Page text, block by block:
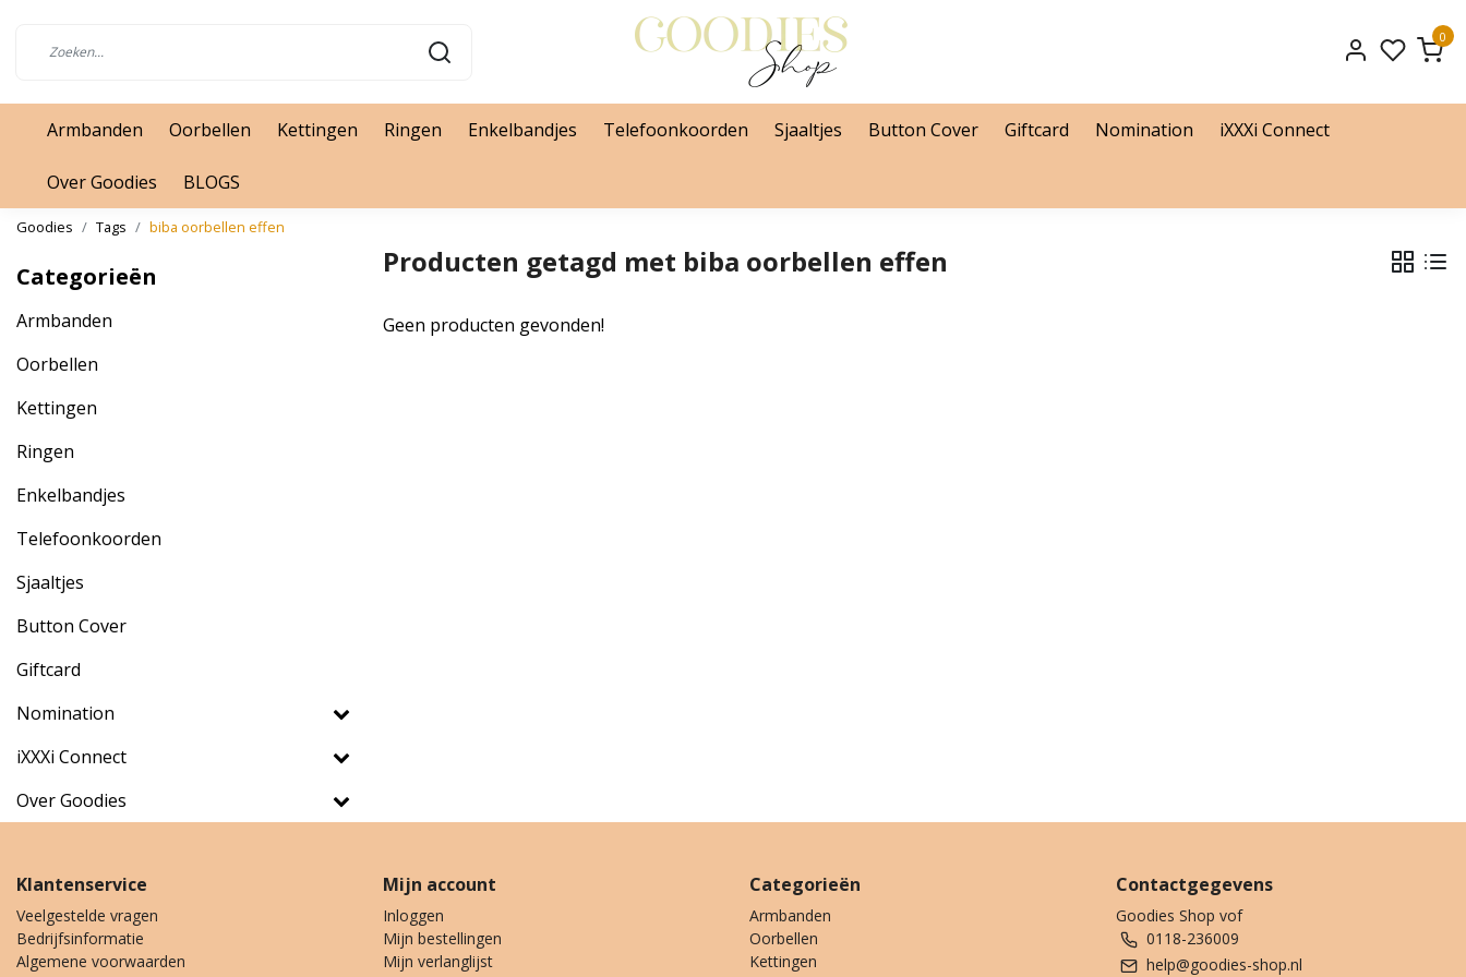
0
Armbanden Oorbellen Kettingen Ringen Enkelbandjes Telefoonkoorden Sjaaltjes Button Cover Giftcard Nomination iXXXi Connect
Over Goodies BLOGS
Goodies Tags biba oorbellen effen
Categorieën
Armbanden
Oorbellen
Kettingen
Ringen
Enkelbandjes
Telefoonkoorden
Sjaaltjes
Button Cover
Giftcard
Nomination
iXXXi Connect
Over Goodies
Producten getagd met biba oorbellen effen
Geen producten gevonden!
Klantenservice
Veelgestelde vragen
Bedrijfsinformatie
Algemene voorwaarden
Mijn account
Inloggen
Mijn bestellingen
Mijn verlanglijst
Categorieën
Armbanden
Oorbellen
Kettingen
Contactgegevens
Goodies Shop vof
0118-236009
help@goodies-shop.nl